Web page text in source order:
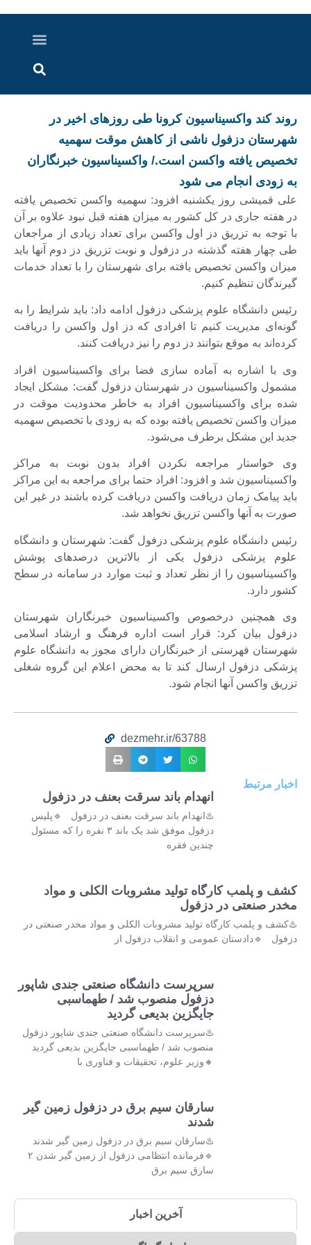
روند کند واکسیناسیون کرونا طی روزهای اخیر در
شهرستان دزفول ناشی از کاهش موقت سهمیه
تخصیص یافته واکسن است./ واکسیناسیون خبرنگاران
به زودی انجام می شود
علی قمیشی روز یکشنبه افزود: سهمیه واکسن تخصیص یافته
در هفته جاری در کل کشور به میزان هفته قبل نبود علاوه بر آن
با توجه به تزریق دز اول واکسن برای تعداد زیادی از مراجعان
طی چهار هفته گذشته در دزفول و نوبت تزریق دز دوم آنها باید
میزان واکسن تخصیص یافته برای شهرستان را با تعداد خدمات
گیرندگان تنظیم کنیم.
رئیس دانشگاه علوم پزشکی دزفول ادامه داد: باید شرایط را به
گونه‌ای مدیریت کنیم تا افرادی که دز اول واکسن را دریافت
کرده‌اند به موقع بتوانند دز دوم را نیز دریافت کنند.
وی با اشاره به آماده سازی فضا برای واکسیناسیون افراد
مشمول واکسیناسیون در شهرستان دزفول گفت: مشکل ایجاد
شده برای واکسیناسیون افراد به خاطر محدودیت موقت در
میزان واکسن تخصیص یافته بوده که به زودی با تخصیص سهمیه
جدید این مشکل برطرف می‌شود.
وی خواستار مراجعه نکردن افراد بدون نوبت به مراکز
واکسیناسیون شد و افزود: افراد حتما برای مراجعه به این مراکز
باید پیامک زمان دریافت واکسن دریافت کرده باشند در غیر این
صورت به آنها واکسن تزریق نخواهد شد.
رئیس دانشگاه علوم پزشکی دزفول گفت: شهرستان و دانشگاه
علوم پزشکی دزفول یکی از بالاترین درصدهای پوشش
واکسیناسیون را از نظر تعداد و ثبت موارد در سامانه در سطح
کشور دارد.
وی همچنین درخصوص واکسیناسیون خبرنگاران شهرستان
دزفول بیان کرد: قرار است اداره فرهنگ و ارشاد اسلامی
شهرستان فهرستی از خبرنگاران دارای مجوز به دانشگاه علوم
پزشکی دزفول ارسال کند تا به محض اعلام این گروه شغلی
تزریق واکسن آنها انجام شود.
dezmehr.ir/63788
اخبار مرتبط
انهدام باند سرقت بعنف در دزفول
♨️انهدام باند سرقت بعنف در دزفول 🔹پلیس
دزفول موفق شد یک باند ۳ نفره را که مسئول
چندین فقره
کشف و پلمب کارگاه تولید مشروبات الکلی و مواد
مخدر صنعتی در دزفول
♨️کشف و پلمب کارگاه تولید مشروبات الکلی و مواد مخدر صنعتی در
دزفول 🔹دادستان عمومی و انقلاب دزفول از
سرپرست دانشگاه صنعتی جندی شاپور
دزفول منصوب شد / طهماسبی
جایگزین بدیعی گردید
♨️سرپرست دانشگاه صنعتی جندی شاپور دزفول
منصوب شد / طهماسبی جایگزین بدیعی گردید
🔸وزیر علوم، تحقیقات و فناوری با
سارقان سیم برق در دزفول زمین گیر
شدند
♨️سارقان سیم برق در دزفول زمین گیر شدند
🔹فرمانده انتظامی دزفول از زمین گیر شدن ۲
سارق سیم برق
آخرین اخبار